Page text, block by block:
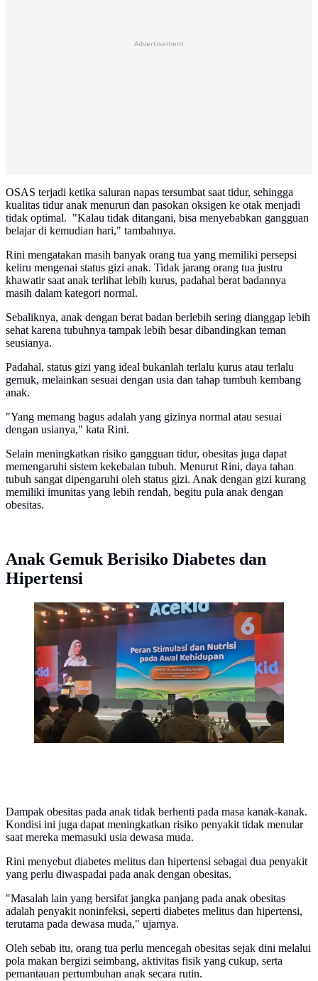
Advertisement
OSAS terjadi ketika saluran napas tersumbat saat tidur, sehingga
kualitas tidur anak menurun dan pasokan oksigen ke otak menjadi
tidak optimal. "Kalau tidak ditangani, bisa menyebabkan gangguan
belajar di kemudian hari," tambahnya.
Rini mengatakan masih banyak orang tua yang memiliki persepsi
keliru mengenai status gizi anak. Tidak jarang orang tua justru
khawatir saat anak terlihat lebih kurus, padahal berat badannya
masih dalam kategori normal.
Sebaliknya, anak dengan berat badan berlebih sering dianggap lebih
sehat karena tubuhnya tampak lebih besar dibandingkan teman
seusianya.
Padahal, status gizi yang ideal bukanlah terlalu kurus atau terlalu
gemuk, melainkan sesuai dengan usia dan tahap tumbuh kembang
anak.
"Yang memang bagus adalah yang gizinya normal atau sesuai
dengan usianya," kata Rini.
Selain meningkatkan risiko gangguan tidur, obesitas juga dapat
memengaruhi sistem kekebalan tubuh. Menurut Rini, daya tahan
tubuh sangat dipengaruhi oleh status gizi. Anak dengan gizi kurang
memiliki imunitas yang lebih rendah, begitu pula anak dengan
obesitas.
Anak Gemuk Berisiko Diabetes dan
Hipertensi
Dokter Spesialis Anak Konsultan Tumbuh Kembang,
Prof. DR. dr. Rini Sekartini, Sp.A(K), mengingatkan
bahaya di balik kebiasaan mengorok pada anak gemuk.
(Foto: Aditya Eka Prawira/Liputan6.com)
Dampak obesitas pada anak tidak berhenti pada masa kanak-kanak.
Kondisi ini juga dapat meningkatkan risiko penyakit tidak menular
saat mereka memasuki usia dewasa muda.
Rini menyebut diabetes melitus dan hipertensi sebagai dua penyakit
yang perlu diwaspadai pada anak dengan obesitas.
"Masalah lain yang bersifat jangka panjang pada anak obesitas
adalah penyakit noninfeksi, seperti diabetes melitus dan hipertensi,
terutama pada dewasa muda," ujarnya.
Oleh sebab itu, orang tua perlu mencegah obesitas sejak dini melalui
pola makan bergizi seimbang, aktivitas fisik yang cukup, serta
pemantauan pertumbuhan anak secara rutin.